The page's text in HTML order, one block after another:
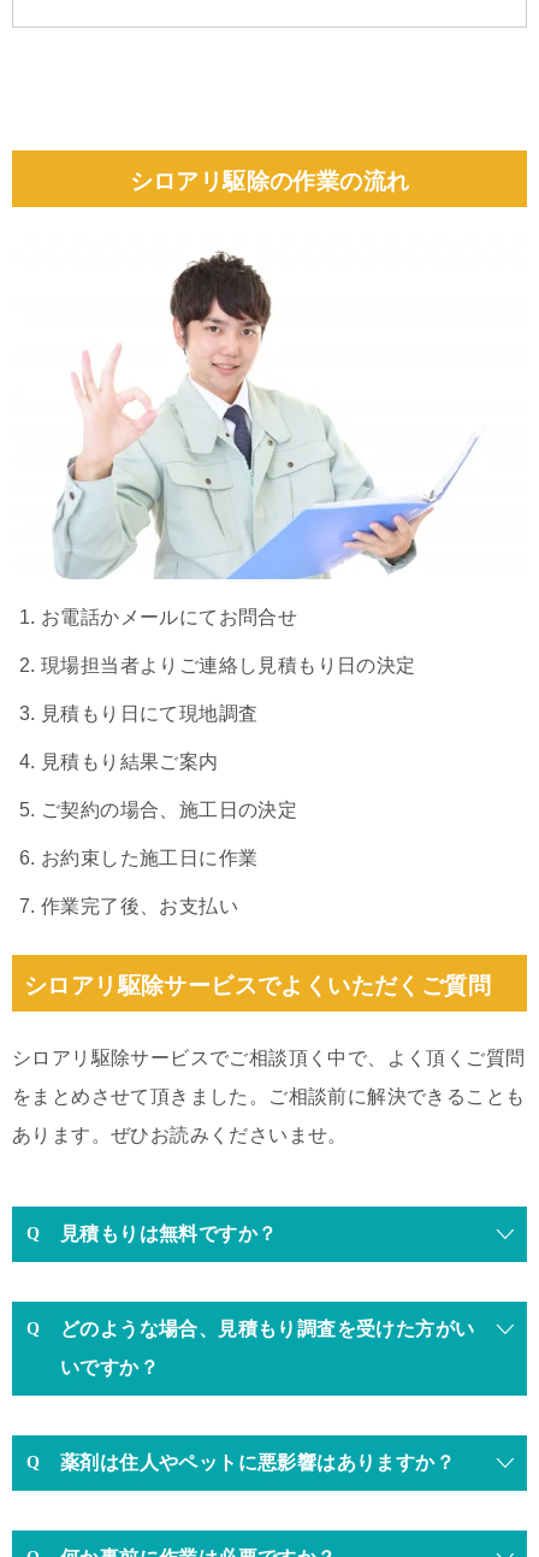
シロアリ駆除の作業の流れ
お電話かメールにてお問合せ
現場担当者よりご連絡し見積もり日の決定
見積もり日にて現地調査
見積もり結果ご案内
ご契約の場合、施工日の決定
お約束した施工日に作業
作業完了後、お支払い
シロアリ駆除サービスでよくいただくご質問
シロアリ駆除サービスでご相談頂く中で、よく頂くご質問
をまとめさせて頂きました。ご相談前に解決できることも
あります。ぜひお読みくださいませ。
見積もりは無料ですか？
どのような場合、見積もり調査を受けた方がい
いですか？
薬剤は住人やペットに悪影響はありますか？